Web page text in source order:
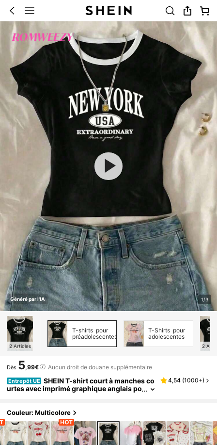
Généré par l'IA 1/3
2 Articles
T-shirts pour
préadolescentes
T-Shirts pour
adolescentes
2
Dès 5,99€ Aucun droit de douane supplémentaire
Entrepôt UE SHEIN T-shirt court à manches co
urtes avec imprimé graphique anglais po
les pique-niques, la photographie de rue, les
vacances, les jours fériés, les cadeaux
4,54 (1000+)
Couleur: Multicolore